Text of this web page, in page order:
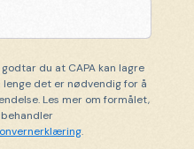
du at CAPA kan lagre
det er nødvendig for å
Les mer om formålet,
.